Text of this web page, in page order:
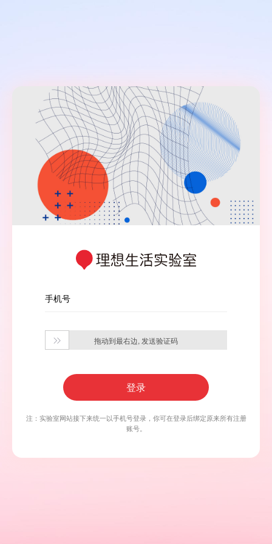
手机号
 拖动到最右边, 发送验证码
登录
注：实验室网站接下来统一以手机号登录，你可在登录后绑定原来所有注册
账号。